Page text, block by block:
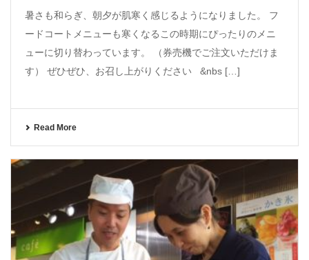
暑さも和らぎ、朝夕が肌寒く感じるようになりました。 フ
ードコートメニューも寒くなるこの時期にぴったりのメニ
ューに切り替わっています。 （券売機でご注文いただけま
す） ぜひぜひ、お召し上がりください &nbs […]
Read More